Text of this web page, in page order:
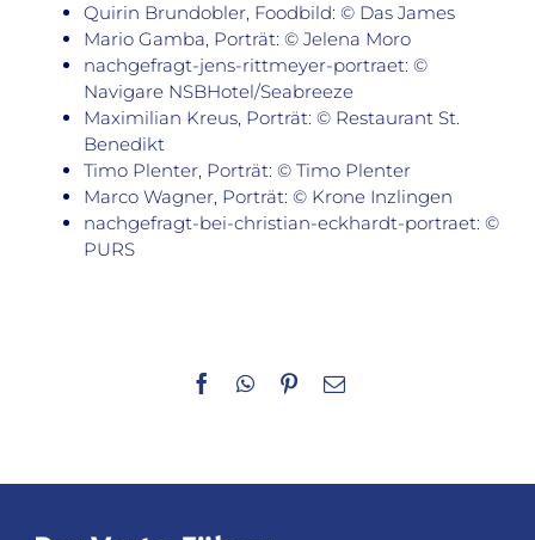
Quirin Brundobler, Foodbild: © Das James
Mario Gamba, Porträt: © Jelena Moro
nachgefragt-jens-rittmeyer-portraet: ©
Navigare NSBHotel/Seabreeze
Maximilian Kreus, Porträt: © Restaurant St.
Benedikt
Timo Plenter, Porträt: © Timo Plenter
Marco Wagner, Porträt: © Krone Inzlingen
nachgefragt-bei-christian-eckhardt-portraet: ©
PURS
Facebook
WhatsApp
Pinterest
E-